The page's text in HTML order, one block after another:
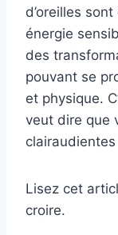
d’oreilles
énergie
des
pouvant se
et physique.
veut dire que
Lisez cet
croire.